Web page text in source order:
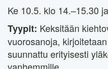
Ke 10.5. klo 14.–15.30
Tyypit: Keksitään
vuorosanoja,
suunnattu erityisesti